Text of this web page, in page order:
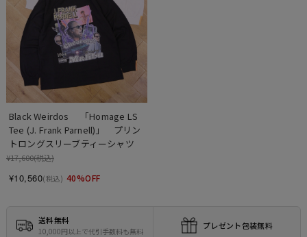
Black Weirdos 　「Homage LS
Tee (J. Frank Parnell)」　プリン
トロングスリーブティーシャツ
¥17,600(税込)
¥10,560(税込) 40%OFF
送料無料
10,000円以上で代引手数料も無料
プレゼント包装無料